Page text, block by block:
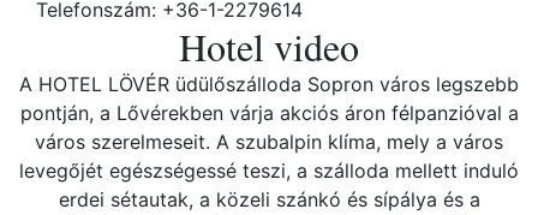
Telefonszám: +36-1-2279614
Hotel video
A HOTEL LÖVÉR üdülőszálloda Sopron város legszebb
pontján, a Lővérekben várja akciós áron félpanzióval a
város szerelmeseit. A szubalpin klíma, mely a város
levegőjét egészségessé teszi, a szálloda mellett induló
erdei sétautak, a közeli szánkó és sípálya és a